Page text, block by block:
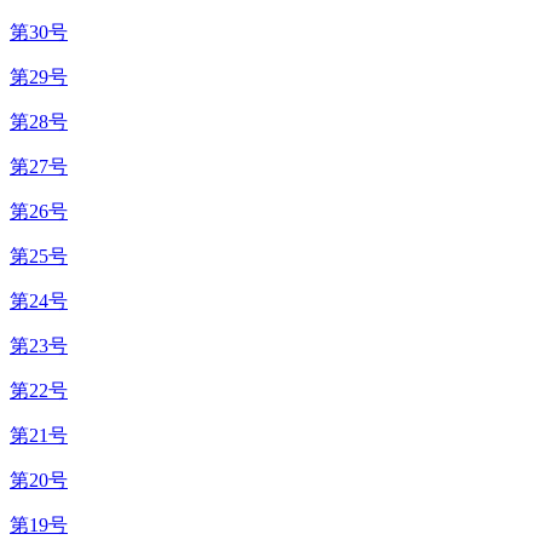
第30号
第29号
第28号
第27号
第26号
第25号
第24号
第23号
第22号
第21号
第20号
第19号